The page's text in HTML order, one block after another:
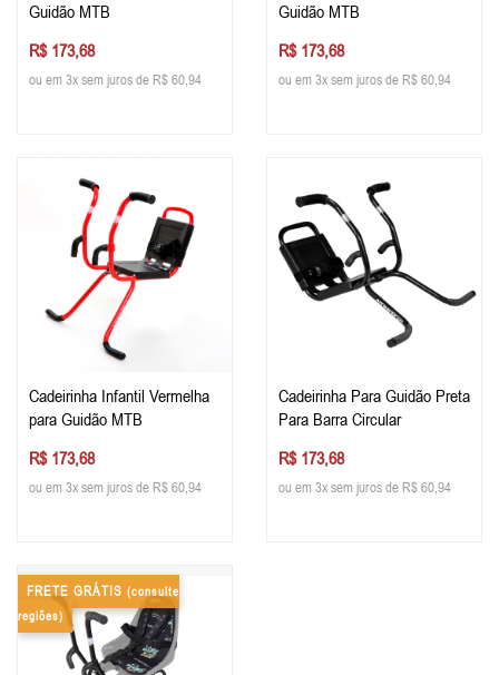
Guidão MTB
R$ 173,68
ou em 3x sem juros de R$ 60,94
Guidão MTB
R$ 173,68
ou em 3x sem juros de R$ 60,94
Cadeirinha Infantil Vermelha
para Guidão MTB
R$ 173,68
ou em 3x sem juros de R$ 60,94
Cadeirinha Para Guidão Preta
Para Barra Circular
R$ 173,68
ou em 3x sem juros de R$ 60,94
FRETE GRÁTIS (consulte
regiões)